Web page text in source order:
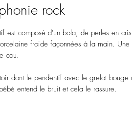
rock
est composé d'un bola, de perles en
froide façonnées à la main. Une
cou.
dont le pendentif avec le grelot bouge
entend le bruit et cela le rassure.